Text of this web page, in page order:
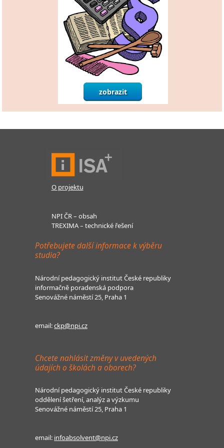
O projektu
NPI ČR – obsah
TREXIMA – technické řešení
Potřebujete další informace k výběru
studia?
Národní pedagogický institut České republiky
informačně poradenská podpora
Senovážné náměstí 25, Praha 1
email:ckp@npi.cz
Chcete nahlásit změny v uvedených
údajích o školách a oborech?
Národní pedagogický institut České republiky
oddělení šetření, analýz a výzkumu
Senovážné náměstí 25, Praha 1
email: infoabsolvent@npi.cz